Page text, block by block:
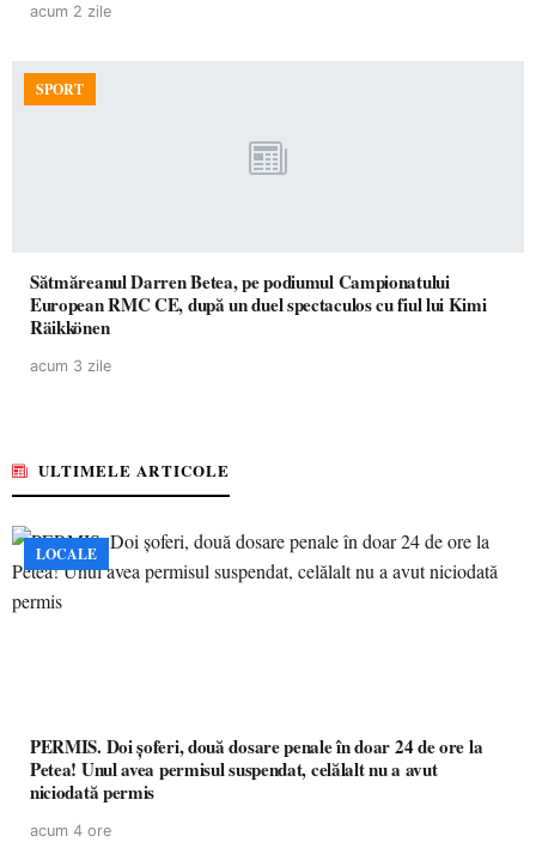
acum 2 zile
SPORT
Sătmăreanul Darren Betea, pe podiumul Campionatului
European RMC CE, după un duel spectaculos cu fiul lui Kimi
Räikkönen
acum 3 zile
ULTIMELE ARTICOLE
LOCALE
PERMIS. Doi șoferi, două dosare penale în doar 24 de ore la
Petea! Unul avea permisul suspendat, celălalt nu a avut
niciodată permis
acum 4 ore